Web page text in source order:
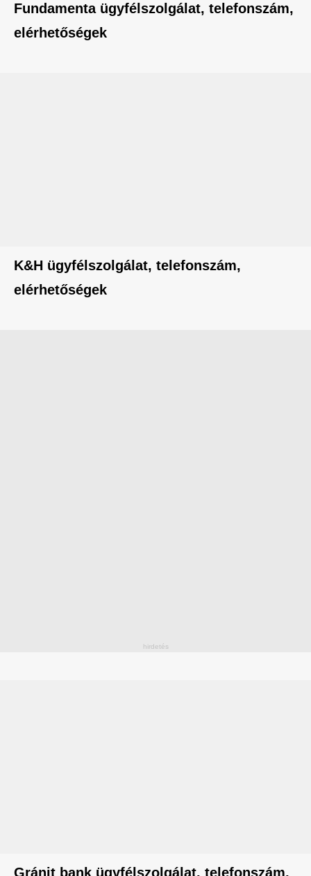
Fundamenta ügyfélszolgálat, telefonszám,
elérhetőségek
K&H ügyfélszolgálat, telefonszám,
elérhetőségek
Gránit bank ügyfélszolgálat, telefonszám,